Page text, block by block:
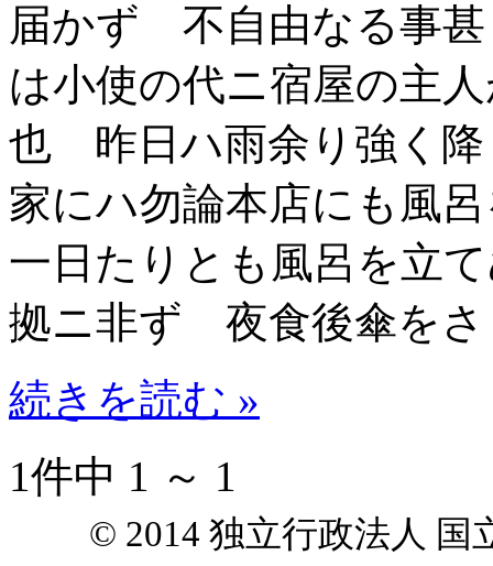
届かず 不自由なる事
は小使の代ニ宿屋の主
也 昨日ハ雨余り強く降
家にハ勿論本店にも風
一日たりとも風呂を立
拠ニ非ず 夜食後傘をさ
続きを読む »
1件中 1 ～ 1
© 2014 独立行政法人 国